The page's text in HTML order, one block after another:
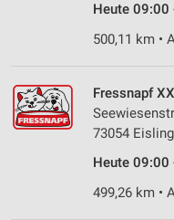
Heute 09:00
500,11 km •
Fressnapf
73054
Heute 09:00
499,26 km •